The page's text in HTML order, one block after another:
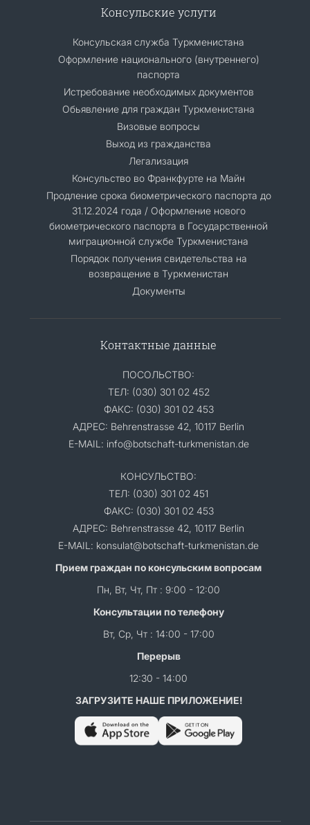
Консульские услуги
Консульская служба Туркменистана
Оформление национального (внутреннего)
паспорта
Истребование необходимых документов
Обьявление для граждан Туркменистана
Визовые вопросы
Выход из гражданства
Легализация
Консульство во Франкфурте на Майн
Продление срока биометрического паспорта до
31.12.2024 года / Оформление нового
биометрического паспорта в Государственной
миграционной службе Туркменистана
Порядок получения свидетельства на
возвращение в Туркменистан
Документы
Контактные данные
ПОСОЛЬСТВО:
ТЕЛ: (030) 301 02 452
ФАКС: (030) 301 02 453
АДРЕС: Behrenstrasse 42, 10117 Berlin
E-MAIL: info@botschaft-turkmenistan.de
КОНСУЛЬСТВО:
ТЕЛ: (030) 301 02 451
ФАКС: (030) 301 02 453
АДРЕС: Behrenstrasse 42, 10117 Berlin
E-MAIL: konsulat@botschaft-turkmenistan.de
Прием граждан по консульским вопросам
Пн, Вт, Чт, Пт : 9:00 - 12:00
Консультации по телефону
Вт, Ср, Чт : 14:00 - 17:00
Перерыв
12:30 - 14:00
ЗАГРУЗИТЕ НАШЕ ПРИЛОЖЕНИЕ!